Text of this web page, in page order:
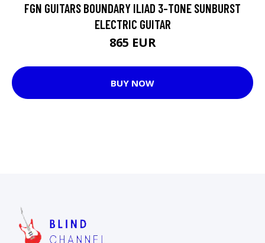
FGN GUITARS BOUNDARY ILIAD 3-TONE SUNBURST
ELECTRIC GUITAR
865 EUR
BUY NOW